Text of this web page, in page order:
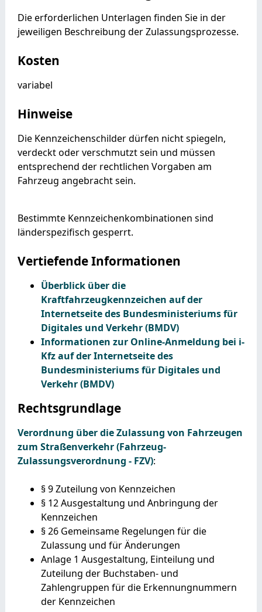
Die erforderlichen Unterlagen finden Sie in der
jeweiligen Beschreibung der Zulassungsprozesse.
Kosten
variabel
Hinweise
Die Kennzeichenschilder dürfen nicht spiegeln,
verdeckt oder verschmutzt sein und müssen
entsprechend der rechtlichen Vorgaben am
Fahrzeug angebracht sein.
Bestimmte Kennzeichenkombinationen sind
länderspezifisch gesperrt.
Vertiefende Informationen
Überblick über die
Kraftfahrzeugkennzeichen auf der
Internetseite des Bundesministeriums für
Digitales und Verkehr (BMDV)
Informationen zur Online-Anmeldung bei i-
Kfz auf der Internetseite des
Bundesministeriums für Digitales und
Verkehr (BMDV)
Rechtsgrundlage
Verordnung über die Zulassung von Fahrzeugen
zum Straßenverkehr (Fahrzeug-
Zulassungsverordnung - FZV):
§ 9 Zuteilung von Kennzeichen
§ 12 Ausgestaltung und Anbringung der
Kennzeichen
§ 26 Gemeinsame Regelungen für die
Zulassung und für Änderungen
Anlage 1 Ausgestaltung, Einteilung und
Zuteilung der Buchstaben- und
Zahlengruppen für die Erkennungnummern
der Kennzeichen